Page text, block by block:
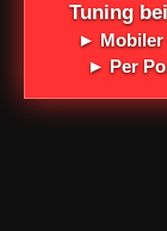
Tuning
► Mobiler
►Per